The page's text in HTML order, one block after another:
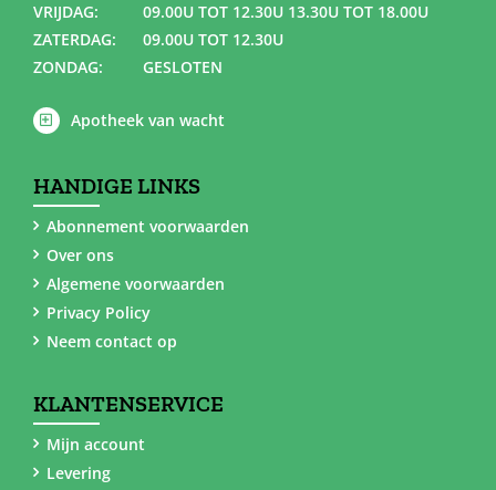
VRIJDAG:
09.00U TOT 12.30U 13.30U TOT 18.00U
ZATERDAG:
09.00U TOT 12.30U
ZONDAG:
GESLOTEN
Apotheek van wacht
HANDIGE LINKS
Abonnement voorwaarden
Over ons
Algemene voorwaarden
Privacy Policy
Neem contact op
KLANTENSERVICE
Mijn account
Levering